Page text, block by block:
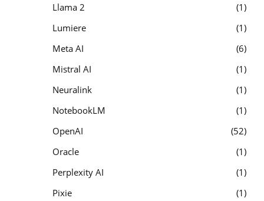
Llama 2
1
Lumiere
1
Meta AI
6
Mistral AI
1
Neuralink
1
NotebookLM
1
OpenAI
52
Oracle
1
Perplexity AI
1
Pixie
1